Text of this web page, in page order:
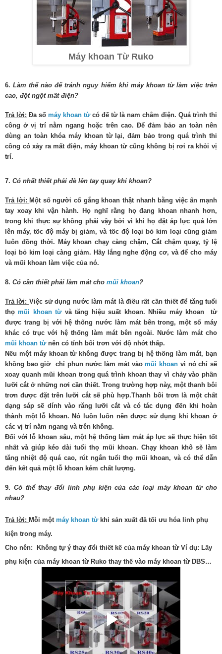
Máy khoan Từ Ruko
6.Làm thế nào để tránh nguy hiểm khi máy khoan từ làm việc trên
cao, đột ngột mất điện?
Trả lời: Đa số máy khoan từ có đế từ là nam châm điện. Quá trình thi
công ở vị trí nằm ngang hoặc trên cao. Để đảm bảo an toàn nên
dùng an toàn khóa máy khoan từ lại, đảm bảo trong quá trình thi
công có xảy ra mất điện, máy khoan từ cũng không bị rơi ra khỏi vị
trí.
7. Có nhất thiết phải đè lên tay quay khi khoan?
Trả lời: Một số người cố gắng khoan thật nhanh bằng việc ấn mạnh
tay xoay khi vận hành. Họ nghĩ rằng họ đang khoan nhanh hơn,
trong khi thực sự không phải vậy bởi vì khi họ đặt áp lực quá lớn
lên máy, tốc độ máy bị giảm, và tốc độ loại bỏ kim loại cũng giảm
luôn đồng thời. Máy khoan chạy càng chậm, Cắt chậm quay, tỷ lệ
loại bỏ kim loại càng giảm. Hãy lắng nghe động cơ, và để cho máy
và mũi khoan làm việc của nó.
8. Có cần thiết phải làm mát cho mũi khoan?
Trả lời: Việc sử dụng nước làm mát là điều rất cần thiết để tăng tuổi
thọmũi khoan từvà tăng hiệu suất khoan. Nhiều máy khoan từ
được trang bị với hệ thống nước làm mát bên trong, một số máy
khác có trục với hệ thống làm mát bên ngoài. Nước làm mát cho
mũi khoan từnên có tính bôi trơn với độ nhớt thấp.
Nếu một máy khoan từ không được trang bị hệ thống làm mát, bạn
không bao giờ chỉ phun nước làm mát vàomũi khoan vì nó chỉ sẽ
xoay quanh mũi khoan trong quá trình khoan thay vì chảy vào phần
lưỡi cắt ở những nơi cần thiết. Trong trường hợp này, một thanh bôi
trơn được đặt trên lưỡi cắt sẽ phù hợp.Thanh bôi trơn là một chất
dạng sáp sẽ dính vào răng lưỡi cắt và có tác dụng đến khi hoàn
thành một lỗ khoan. Nó luôn luôn nên được sử dụng khi khoan ở
các vị trí nằm ngang và trên không.
Đối với lỗ khoan sâu, một hệ thống làm mát áp lực sẽ thực hiện tốt
nhất và giúp kéo dài tuổi thọ mũi khoan. Chạy khoan khô sẽ làm
tăng nhiệt độ quá cao, rút ngắn tuổi thọ mũi khoan, và có thể dẫn
đến kết quả một lỗ khoan kém chất lượng.
9. Có thể thay đổi linh phụ kiện của các loại máy khoan từ cho
nhau?
Trả lời: Mỗi một máy khoan từkhi sản xuất đã tối ưu hóa linh phụ
kiện trong máy.
Cho nên: Không tự ý thay đổi thiết kế của máy khoan từ Ví dụ: Lấy
phụ kiện của máy khoan từ Ruko thay thế vào máy khoan từ DBS…